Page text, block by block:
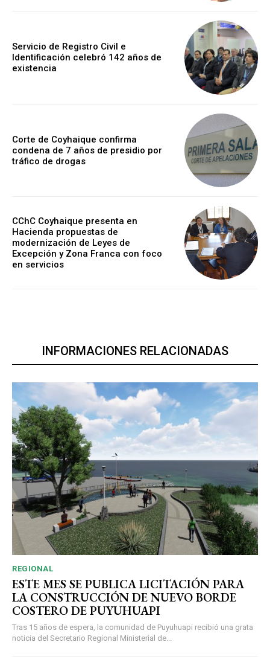
Servicio de Registro Civil e
Identificación celebró 142 años de
existencia
Corte de Coyhaique confirma
condena de 7 años de presidio por
tráfico de drogas
CChC Coyhaique presenta en
Hacienda propuestas de
modernización de Leyes de
Excepción y Zona Franca con foco
en servicios
INFORMACIONES RELACIONADAS
REGIONAL
ESTE MES SE PUBLICA LICITACIÓN PARA
LA CONSTRUCCIÓN DE NUEVO BORDE
COSTERO DE PUYUHUAPI
Tras 15 años de espera, la comunidad de Puyuhuapi recibió una grata
noticia del Secretario Regional Ministerial de...